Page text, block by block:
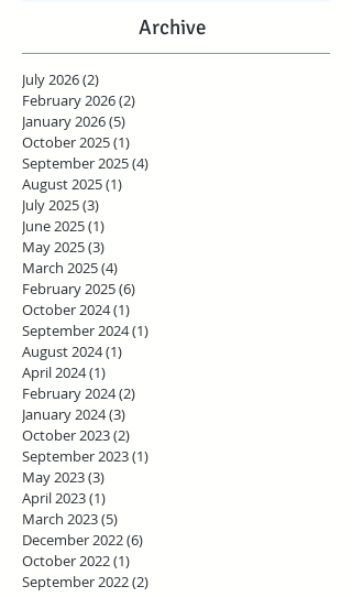
Archive
July 2026(2)
February 2026(2)
January 2026(5)
October 2025(1)
September 2025(4)
August 2025(1)
July 2025(3)
June 2025(1)
May 2025(3)
March 2025(4)
February 2025(6)
October 2024(1)
September 2024(1)
August 2024(1)
April 2024(1)
February 2024(2)
January 2024(3)
October 2023(2)
September 2023(1)
May 2023(3)
April 2023(1)
March 2023(5)
December 2022(6)
October 2022(1)
September 2022(2)